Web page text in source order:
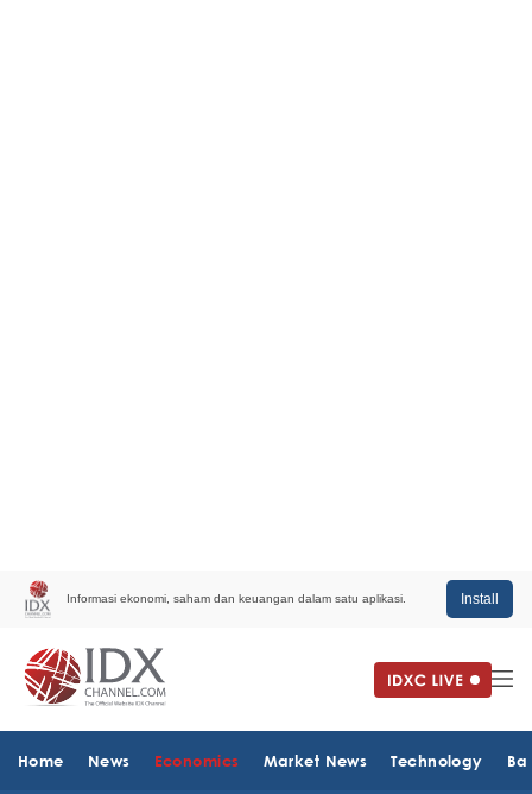
Informasi ekonomi, saham dan keuangan dalam satu aplikasi. Install
Home News Economics Market News Technology